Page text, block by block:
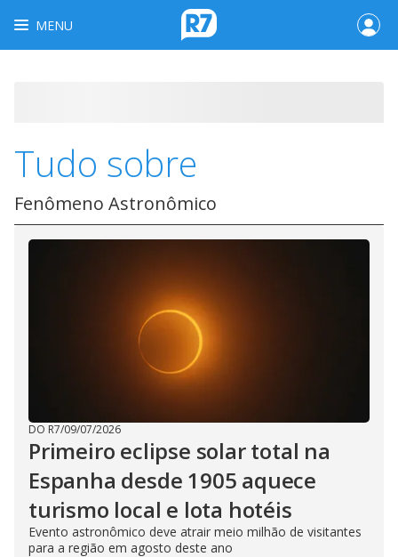
MENU
Tudo sobre
Fenômeno Astronômico
DO R7/09/07/2026
Primeiro eclipse solar total na
Espanha desde 1905 aquece
turismo local e lota hotéis
Evento astronômico deve atrair meio milhão de visitantes
para a região em agosto deste ano